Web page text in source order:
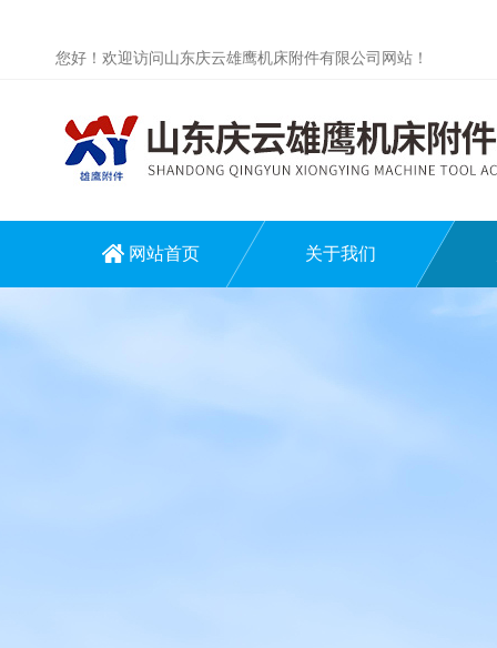
您好！欢迎访问山东庆云雄鹰机床附件有限公司网站！
网站首页 关于我们